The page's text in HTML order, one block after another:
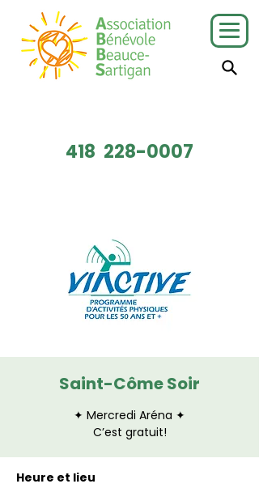
418 228-0007
Saint-Côme Soir
✦ Mercredi Aréna ✦
C’est gratuit!
Heure et lieu